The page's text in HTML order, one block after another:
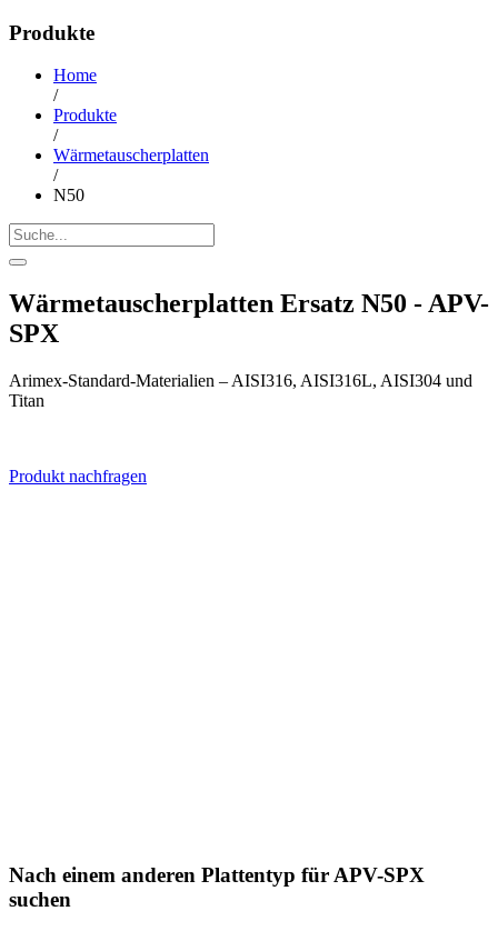
Produkte
Home
/
Produkte
/
Wärmetauscherplatten
/
N50
Wärmetauscherplatten Ersatz N50 - APV-
SPX
Arimex-Standard-Materialien – AISI316, AISI316L, AISI304 und
Titan
Produkt nachfragen
Nach einem anderen Plattentyp für APV-SPX
suchen